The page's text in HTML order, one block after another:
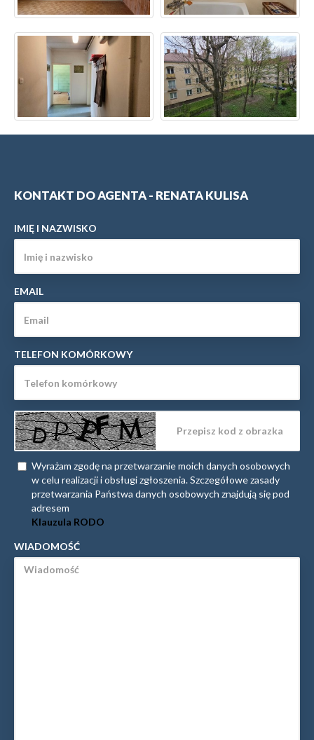
KONTAKT DO AGENTA - RENATA KULISA
IMIĘ I NAZWISKO
EMAIL
TELEFON KOMÓRKOWY
Wyrażam zgodę na przetwarzanie moich danych osobowych
w celu realizacji i obsługi zgłoszenia. Szczegółowe zasady
przetwarzania Państwa danych osobowych znajdują się pod
adresem
Klauzula RODO
WIADOMOŚĆ